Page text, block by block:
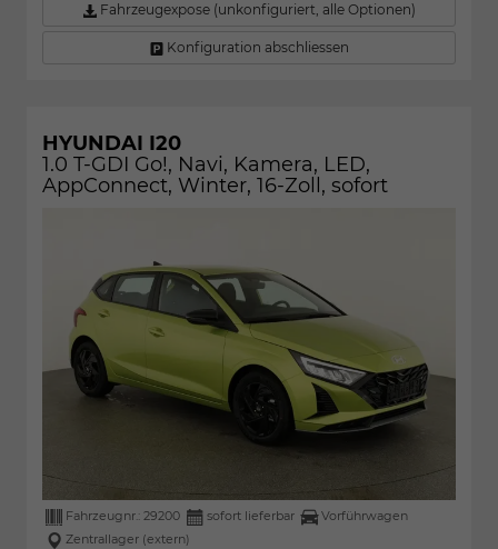
Fahrzeugexpose (unkonfiguriert, alle Optionen)
Konfiguration abschliessen
HYUNDAI I20
1.0 T-GDI Go!, Navi, Kamera, LED,
AppConnect, Winter, 16-Zoll, sofort
Fahrzeugnr.: 29200 sofort lieferbar
Vorführwagen
Zentrallager (extern)